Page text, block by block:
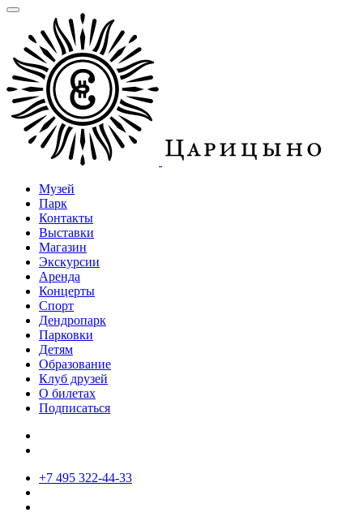
Музей
Парк
Контакты
Выставки
Магазин
Экскурсии
Аренда
Концерты
Спорт
Дендропарк
Парковки
Детям
Образование
Клуб друзей
О билетах
Подписаться
+7 495 322-44-33